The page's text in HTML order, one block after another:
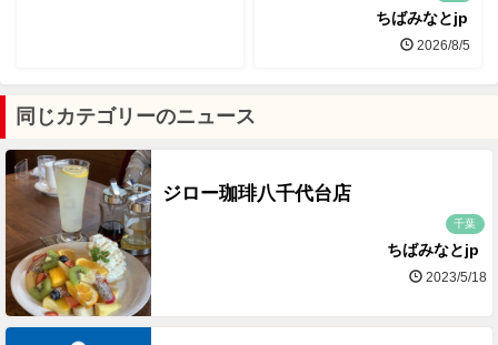
ちばみなとjp
2026/8/5
同じカテゴリーのニュース
ジロー珈琲八千代台店
千葉
ちばみなとjp
2023/5/18